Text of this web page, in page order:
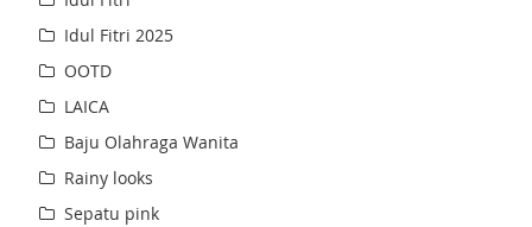
Idul Fitri 2025
OOTD
LAICA
Baju Olahraga Wanita
Rainy looks
Sepatu pink